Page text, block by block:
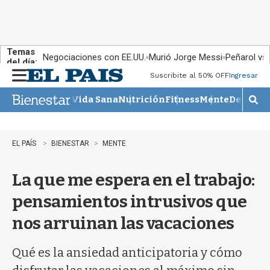
Temas
del día: Negociaciones con EE.UU. Murió Jorge Messi Peñarol
n
u
Suscribite al 50% OFFIngresar
Vida SanaNutriciónFitnessMente
M
o
r
b
EL PAÍS BIENESTAR MENTE
La que me espera en el trabajo:
pensamientos intrusivos que
nos arruinan las vacaciones
Qué es la ansiedad anticipatoria y cómo